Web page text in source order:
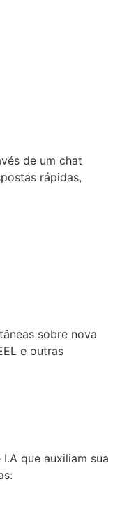
de um chat
rápidas,
sobre nova
e outras
que auxiliam sua